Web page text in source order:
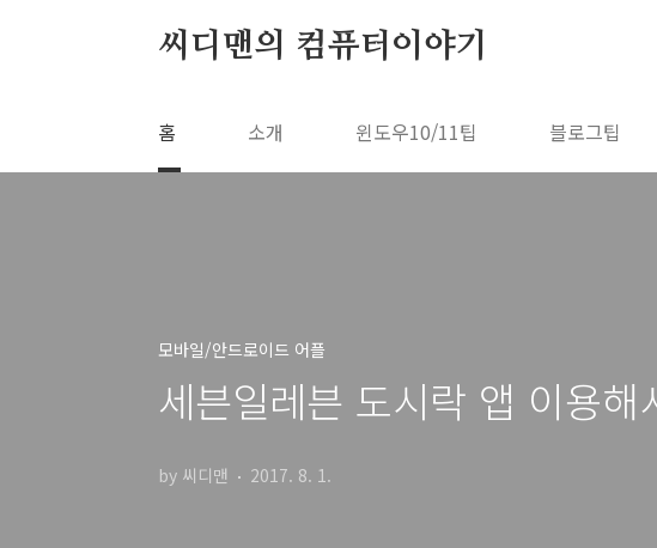
씨디맨의 컴퓨터이야기
홈 소개 윈도우10/11팁 블로그팁
모바일/안드로이드 어플
세븐일레븐 도시락 앱 이용
by 씨디맨 2017. 8. 1.